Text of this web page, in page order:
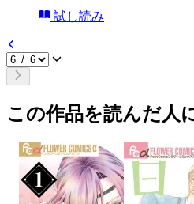
試し読み
この作品を読んだ人